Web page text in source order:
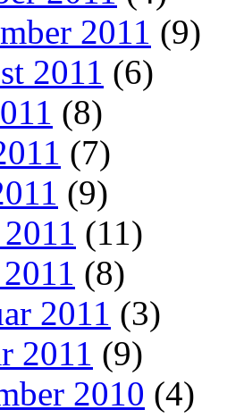
2011 (9)
2011 (6)
(8)
(7)
(9)
(11)
(8)
2011 (3)
2011 (9)
2010 (4)